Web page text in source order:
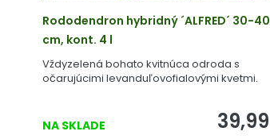
Rododendron hybridný ´ALFRED´ 30-40
cm, kont. 4 l
Vždyzelená bohato kvitnúca odroda s
očarujúcimi levanduľovofialovými kvetmi.
NA SKLADE 39,99